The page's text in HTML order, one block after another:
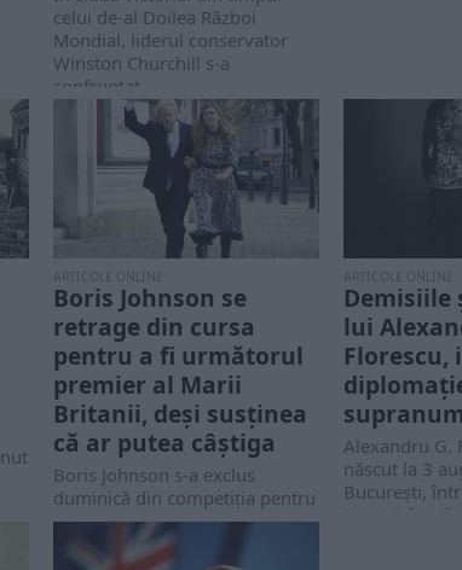
celui de-al Doilea Război
Mondial, liderul conservator
Winston Churchill s-a
confruntat...
ARTICOLE ONLINE
Boris Johnson se
retrage din cursa
pentru a fi următorul
premier al Marii
Britanii, deși susținea
că ar putea câștiga
Boris Johnson s-a exclus
duminică din competiția pentru
a fi următorul prim-ministru al
Regatului Unit.
ARTICOLE ONLINE
Demisiile
lui
Alexandru G.
născut la 3
București,
bogată